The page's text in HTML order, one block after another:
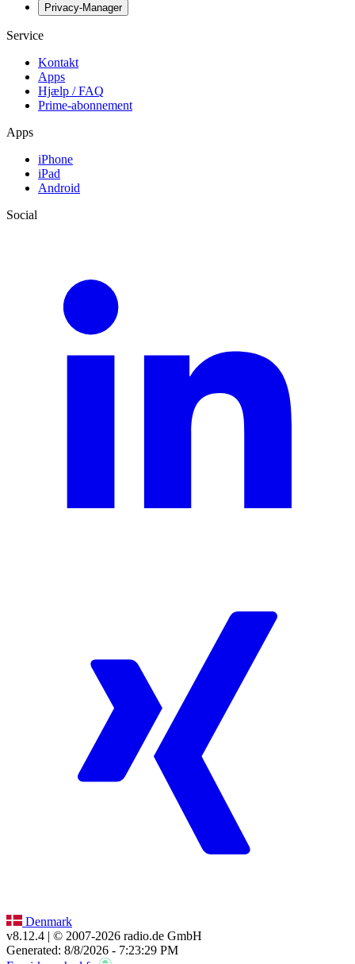
Privacy-Manager
Service
Kontakt
Apps
Hjælp / FAQ
Prime-abonnement
Apps
iPhone
iPad
Android
Social
Denmark
v8.12.4 | © 2007-2026 radio.de GmbH
Generated: 8/8/2026 - 7:23:29 PM